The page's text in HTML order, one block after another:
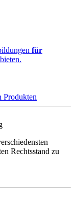
für
Produkten
Rechtsstand zu